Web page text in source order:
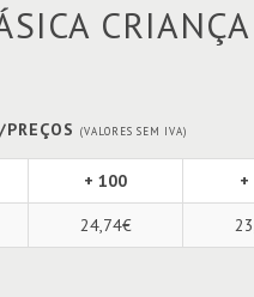
CRIANÇA
(VALORES SEM IVA)
+ 100 +
24,74€